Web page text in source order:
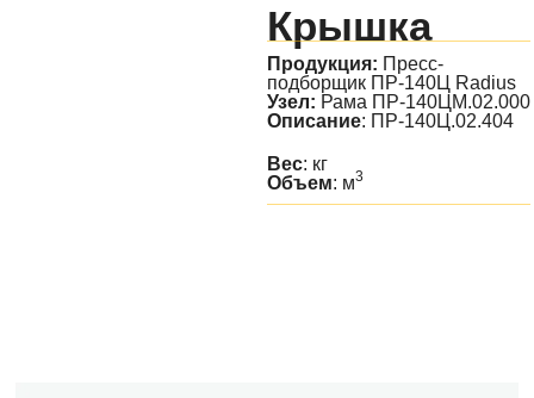
Крышка
Продукция: Пресс-
подборщик ПР-140Ц Radius
Узел: Рама ПР-140ЦМ.02.000
Описание: ПР-140Ц.02.404
Вес: кг
Объем: м3